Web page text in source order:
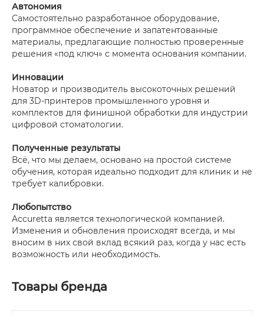
Автономия
Самостоятельно разработанное оборудование,
программное обеспечение и запатентованные
материалы, предлагающие полностью проверенные
решения «под ключ» с момента основания компании.
Инновации
Новатор и производитель высокоточных решений
для 3D-принтеров промышленного уровня и
комплектов для финишной обработки для индустрии
цифровой стоматологии.
Полученные результаты
Всё, что мы делаем, основано на простой системе
обучения, которая идеально подходит для клиник и не
требует калибровки.
Любопытство
Accuretta является технологической компанией.
Изменения и обновления происходят всегда, и мы
вносим в них свой вклад всякий раз, когда у нас есть
возможность или необходимость.
Товары бренда